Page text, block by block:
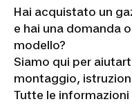
Hai acquistato un
e hai una domanda
modello?
Siamo qui per
montaggio,
Tutte le